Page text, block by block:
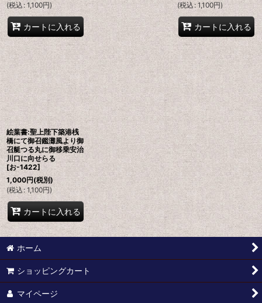
(税込: 1,100円)
カートに入れる
(税込 : 1,100円)
カートに入れる
絵葉書:聖上陛下築港桟
橋にて御召鑑灘風より御
召艇つる丸に御移乗安治
川口に向せらる
[お-1422]
1,000円(税別)
(税込 : 1,100円)
カートに入れる
ホーム
ショッピングカート
マイページ